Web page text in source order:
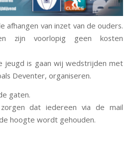
afhangen van inzet van de ouders.
zijn voorlopig geen kosten
jeugd is gaan wij wedstrijden met
Deventer, organiseren.
gaten.
dat iedereen via de mail
hoogte wordt gehouden.